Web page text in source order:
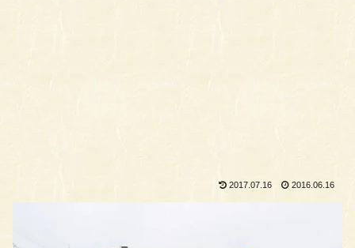
2017.07.16 2016.06.16